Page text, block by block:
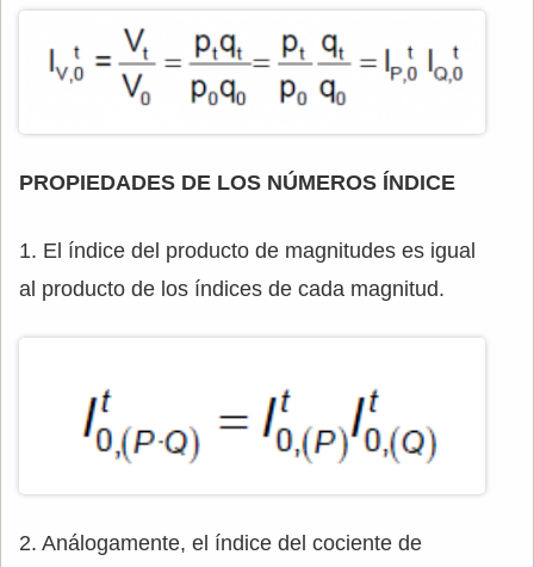
PROPIEDADES DE LOS NÚMEROS ÍNDICE
1. El índice del producto de magnitudes es igual
al producto de los índices de cada magnitud.
2. Análogamente, el índice del cociente de